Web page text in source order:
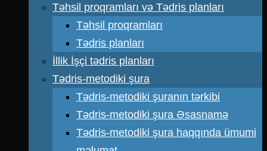
Təhsil proqramları və Tədris planları
Təhsil proqramları
Tədris planları
İllik İşçi tədris planları
Tədris-metodiki şura
Tədris-metodiki şuranın tərkibi
Tədris-metodiki şura Əsasnamə
Tədris-metodiki şura haqqında ümumi